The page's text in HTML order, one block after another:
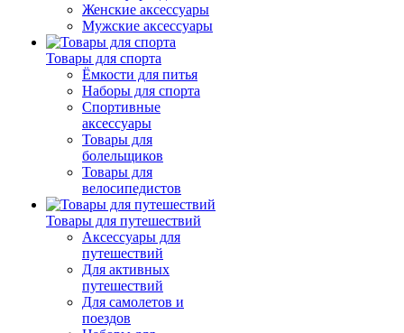
Женские аксессуары
Мужские аксессуары
Товары для спорта
Ёмкости для питья
Наборы для спорта
Спортивные
аксессуары
Товары для
болельщиков
Товары для
велосипедистов
Товары для путешествий
Аксессуары для
путешествий
Для активных
путешествий
Для самолетов и
поездов